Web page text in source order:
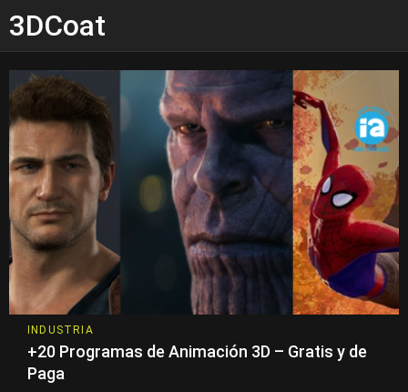
3DCoat
INDUSTRIA
+20 Programas de Animación 3D – Gratis y de
Paga